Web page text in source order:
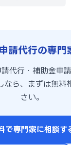
請代行の専門
代行・補助金申
なら、まずは無料
さい。
で専門家に相談す